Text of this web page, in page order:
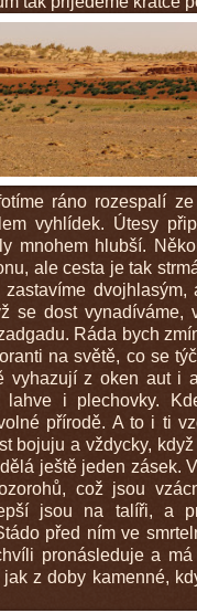
ráno rozespalí
vyhlídek. Útesy
mnohem hlubší.
ale cesta je tak
zastavíme dvojhlasým,
se dost vynadíváme,
Ráda bych
na světě, co se
vyhazují z oken aut i
lahve i plechovky.
přírodě. A to i ti
bojuju a vždycky,
ještě jeden zásek.
což jsou
jsou na talíři, a
před ním ve
pronásleduje a
jak z doby kamenné,